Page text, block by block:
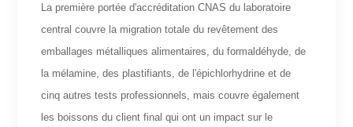
La première portée d'accréditation CNAS du laboratoire
central couvre la migration totale du revêtement des
emballages métalliques alimentaires, du formaldéhyde, de
la mélamine, des plastifiants, de l'épichlorhydrine et de
cinq autres tests professionnels, mais couvre également
les boissons du client final qui ont un impact sur le